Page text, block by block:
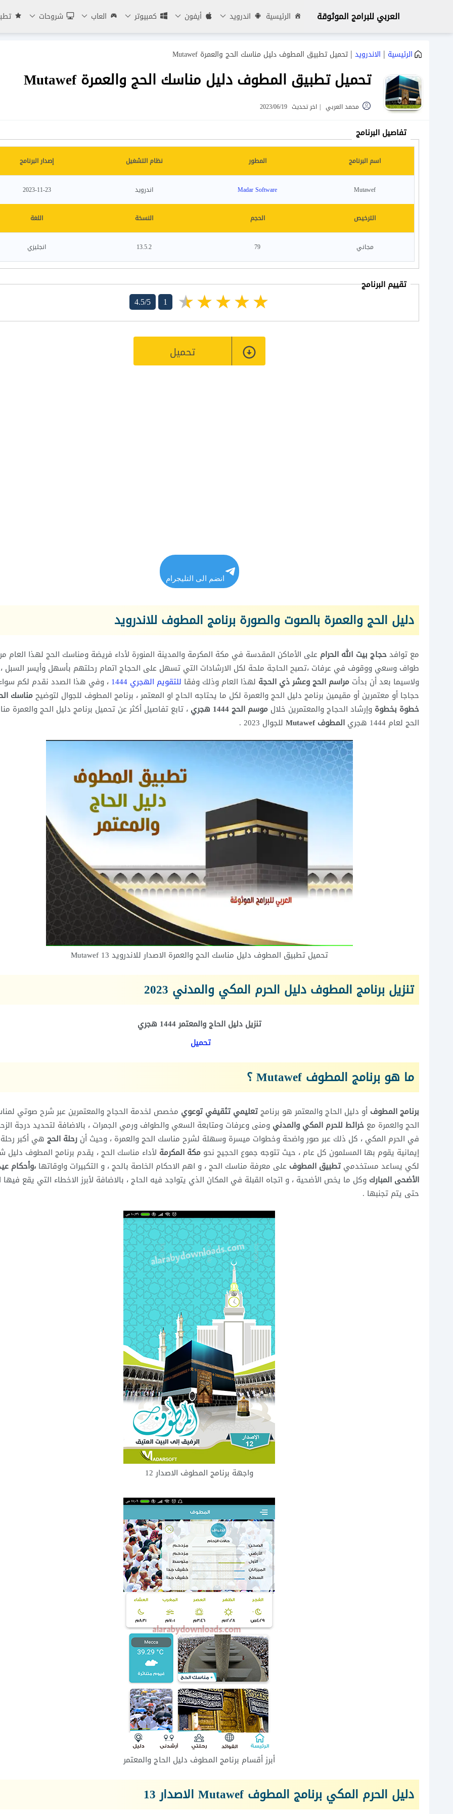
العربي للبرامج الموثوقة الرئيسية اندرويد أيفون كمبيوتر العاب شروحات
الرئيسية | الاندرويد | تحميل تطبيق المطوف دليل مناسك الحج والعمرة Mutawef
تحميل تطبيق المطوف دليل مناسك الحج والعمرة Mutawef
محمد العربي | اخر تحديث 2023/06/19
تفاصيل البرنامج
اسم البرنامج المطور نظام التشغيل إصدار البرنامج
Mutawef
Madar Software اندرويد 2023-11-23
الترخيص الحجم النسخة اللغة
مجاني 79
13.5.2 انجليزي
تقييم البرنامج
4.5/5 1
تحميل
انضم الى التليجرام
دليل الحج والعمرة بالصوت والصورة برنامج المطوف للاندرويد
مع توافدحجاج بيت الله الحرام على الأماكن المقدسة في مكة المكرمة والمدينة المنورة لأداء فريضة ومناسك الحج لهذا العام
طواف وسعي ووقوف في عرفات ،تصبح الحاجة ملحة لكل الارشادات التي تسهل على الحجاج اتمام رحلتهم بأسهل وأيسر السبل ،
ولاسيما بعد أن بدأت مراسم الحج وعشر ذي الحجة لهذا العام وذلك وفقا للتقويم الهجري 1444
، وفي هذا الصدد نقدم لكم
حجاجا أو معتمرين أو مقيمين برنامج دليل الحج والعمرة لكل ما يحتاجه الحاج او المعتمر ، برنامج المطوف للجوال لتوضيحمناسك
خطوة بخطوة وإرشاد الحجاج والمعتمرين خلال موسم الحج 1444 هجري
، تابع تفاصيل أكثر عن تحميل برنامج دليل الحج والعمرة
الحج لعام 1444 هجري
المطوف Mutawef للجوال 2023 .
تحميل تطبيق المطوف دليل مناسك الحج والعمرة الاصدار للاندرويد 13 Mutawef
تنزيل برنامج المطوف دليل الحرم المكي والمدني 2023
تنزيل دليل الحاج والمعتمر 1444 هجري
تحميل
ما هو برنامج المطوف Mutawef ؟
برنامج المطوف أو دليل الحاج والمعتمر هو برنامجتعليمي تثقيفي توعوي مخصص لخدمة الحجاج والمعتمرين عبر شرح صوتي
الحج والعمرة مع خرائط للحرم المكي والمدني ومنى وعرفات ومتابعة السعي والطواف ورمي الجمرات ، بالاضافة لتحديد درجة
في الحرم المكي ، كل ذلك عبر صور واضحة وخطوات ميسرة وسهلة لشرح مناسك الحج والعمرة ، وحيث أن رحلة الحج هي أكبر رحلة
إيمانية يقوم بها المسلمون كل عام ، حيث تتوجه جموع الحجيج نحو مكة المكرمة لأداء مناسك الحج ، يقدم برنامج المطوف دليل
لكي يساعد مستخدمي تطبيق المطوف على معرفة مناسك الحج ، و اهم الاحكام الخاصة بالحج ، و التكبيرات واوقاتها ،وأحكام
الأضحى المبارك وكل ما يخص الأضحية ، و اتجاه القبلة في المكان الذي يتواجد فيه الحاج ، بالاضافة لأبرز الاخطاء التي يقع فيها
حتى يتم تجنبها .
واجهة برنامج المطوف الاصدار 12
أبرز أقسام برنامج المطوف دليل الحاج والمعتمر
دليل الحرم المكي برنامج المطوف Mutawef الاصدار 13